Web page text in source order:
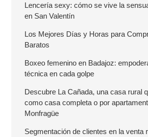
Lencería sexy: cómo se vive la
en San Valentín
Los Mejores Días y Horas para
Baratos
Boxeo femenino en Badajoz:
técnica en cada golpe
Descubre La Cañada, una casa rural
como casa completa o por
Monfragüe
Segmentación de clientes en la venta